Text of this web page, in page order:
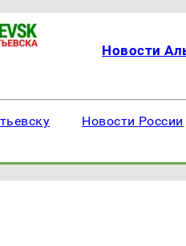
Новости
Новости России